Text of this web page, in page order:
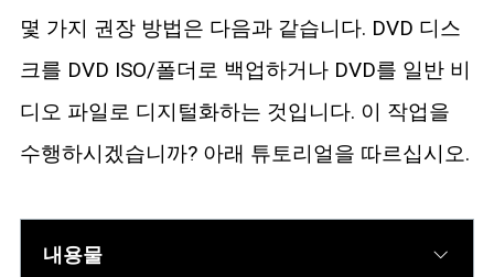
몇 가지 권장 방법은 다음과 같습니다. DVD 디스
크를 DVD ISO/폴더로 백업하거나 DVD를 일반 비
디오 파일로 디지털화하는 것입니다. 이 작업을
수행하시겠습니까? 아래 튜토리얼을 따르십시오.
내용물